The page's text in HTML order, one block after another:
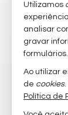
Utilizamos
analisar
gravar
formulários.
Ao utilizar
de cookies.
Política de